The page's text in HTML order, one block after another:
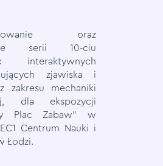
oraz
serii 10-ciu
interaktywnych
zjawiska i
zakresu mechaniki
dla ekspozycji
Plac Zabaw” w
Centrum Nauki i
Łodzi.